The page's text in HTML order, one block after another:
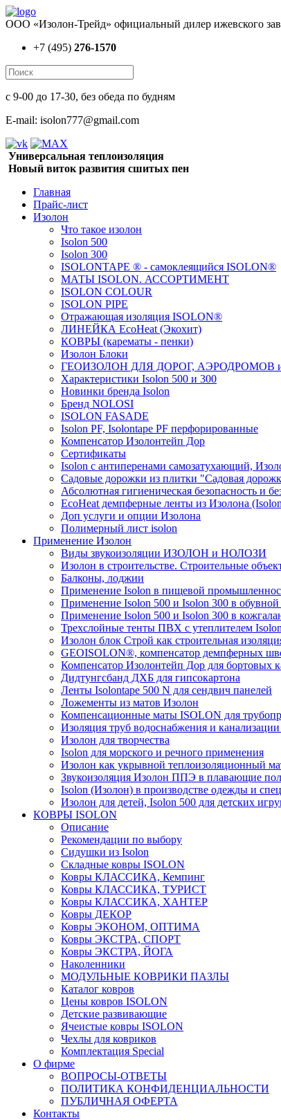
ООО «Изолон-Трейд» официальный дилер ижевского
+7 (495) 276-1570
с 9-00 до 17-30, без обеда по будням
E-mail: isolon777@gmail.com
Универсальная теплоизоляция
Новый виток развития сшитых пен
Главная
Прайс-лист
Изолон
Что такое изолон
Isolon 500
Isolon 300
ISOLONTAPE ® - самоклеящийся ISOLON®
МАТЫ ISOLON. АССОРТИМЕНТ
ISOLON COLOUR
ISOLON PIPE
Отражающая изоляция ISOLON®
ЛИНЕЙКА EcoHeat (Экохит)
КОВРЫ (карематы - пенки)
Изолон Блоки
ГЕОИЗОЛОН ДЛЯ ДОРОГ, АЭРОДРОМОВ
Характеристики Isolon 500 и 300
Новинки бренда Isolon
Бренд NOLOSI
ISOLON FASADE
Isolon PF, Isolontape PF перфорированные
Компенсатор Изолонтейп Дор
Сертификаты
Isolon с антиперенами самозатухающий,
Садовые дорожки из плитки "Садовая
Абсолютная гигиеническая безопасность и
EcoHeat демпферные ленты из Изолона
Доп услуги и опции Изолона
Полимерный лист isolon
Применение Изолон
Виды звукоизоляции ИЗОЛОН и НОЛОЗИ
Изолон в строительстве. Строительные
Балконы, лоджии
Применение Isolon в пищевой
Применение Isolon 500 и Isolon 300 в
Применение Isolon 500 и Isolon 300 в
Трехслойные тенты ПВХ с утеплителем
Изолон блок Строй как строительная
GEOISOLON®, компенсатор демпферных
Компенсатор Изолонтейп Дор для бортовых
Дидтунгсбанд ДХБ для гипсокартона
Ленты Isolontape 500 N для сендвич панелей
Ложементы из матов Изолон
Компенсационные маты ISOLON для
Изоляция труб водоснабжения и
Изолон для творчества
Isolon для морского и речного применения
Изолон как укрывной теплоизоляционный
Звукоизоляция Изолон ППЭ в плавающие
Isolon (Изолон) в производстве одежды и
Изолон для детей, Isolon 500 для детских
КОВРЫ ISOLON
Описание
Рекомендации по выбору
Сидушки из Isolon
Складные ковры ISOLON
Ковры КЛАССИКА, Кемпинг
Ковры КЛАССИКА, ТУРИСТ
Ковры КЛАССИКА, ХАНТЕР
Ковры ДЕКОР
Ковры ЭКОНОМ, ОПТИМА
Ковры ЭКСТРА, СПОРТ
Ковры ЭКСТРА, ЙОГА
Наколенники
МОДУЛЬНЫЕ КОВРИКИ ПАЗЛЫ
Каталог ковров
Цены ковров ISOLON
Детские развивающие
Ячеистые ковры ISOLON
Чехлы для ковриков
Комплектация Special
О фирме
ВОПРОСЫ-ОТВЕТЫ
ПОЛИТИКА КОНФИДЕНЦИАЛЬНОСТИ
ПУБЛИЧНАЯ ОФЕРТА
Контакты